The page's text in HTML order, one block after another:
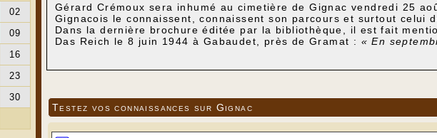
Gérard Crémoux sera inhumé au cimetière de Gignac vendredi 25
Gignacois le connaissent, connaissent son parcours et surtout celui
Dans la dernière brochure éditée par la bibliothèque, il est fait
Das Reich le 8 juin 1944 à Gabaudet, près de Gramat : « En
de Lachapelle Auzac, Jean Crémoux qui rejoint le maquis France,
exécuté sommairement à Gabaudet (commune d'Issendolus). Il
fils Gérard né le né le 4 novembre 1943 à Narbonne (son père avait
sept mois avant l’exécution de son père gendarme et résistant.
Testez vos connaissances sur Gignac